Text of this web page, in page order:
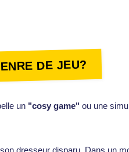
DE JEU?
un "cosy game" ou une
dresseur disparu. Dans un